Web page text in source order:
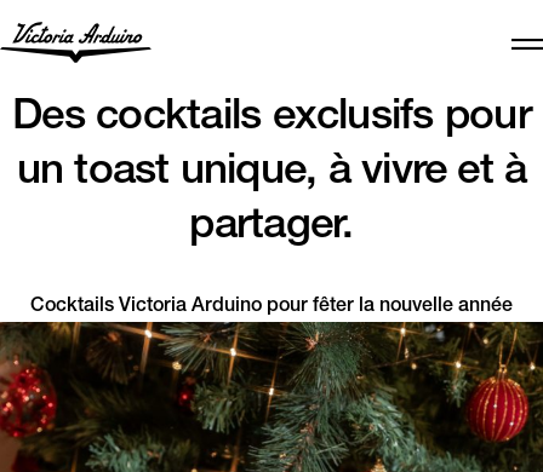
Des cocktails exclusifs pour
un toast unique, à vivre et à
partager.
Cocktails Victoria Arduino pour fêter la nouvelle année